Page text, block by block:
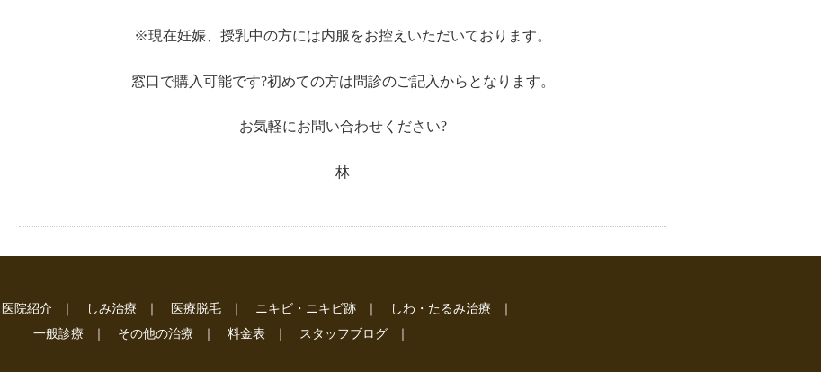
※現在妊娠、授乳中の方には内服をお控えいただいております。
窓口で購入可能です?初めての方は問診のご記入からとなります。
お気軽にお問い合わせください?
林
医院紹介 しみ治療 医療脱毛 ニキビ・ニキビ跡 しわ・たるみ治療
一般診療
その他の治療 料金表 スタッフブログ